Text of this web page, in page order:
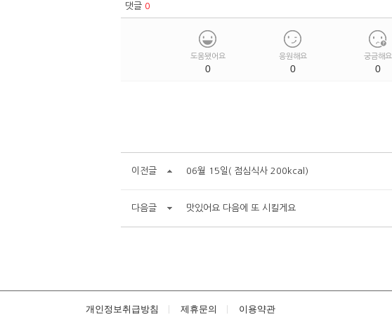
댓글 0
도움됐어요
0
응원해요
0
궁금해요
0
이전글 06월 15일( 점심식사 200kcal)
다음글 맛있어요 다음에 또 시킬게요
개인정보취급방침 제휴문의 이용약관